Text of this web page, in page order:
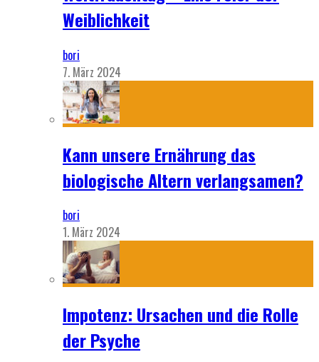
Weiblichkeit
bori
7. März 2024
Kann unsere Ernährung das
biologische Altern verlangsamen?
bori
1. März 2024
Impotenz: Ursachen und die Rolle
der Psyche